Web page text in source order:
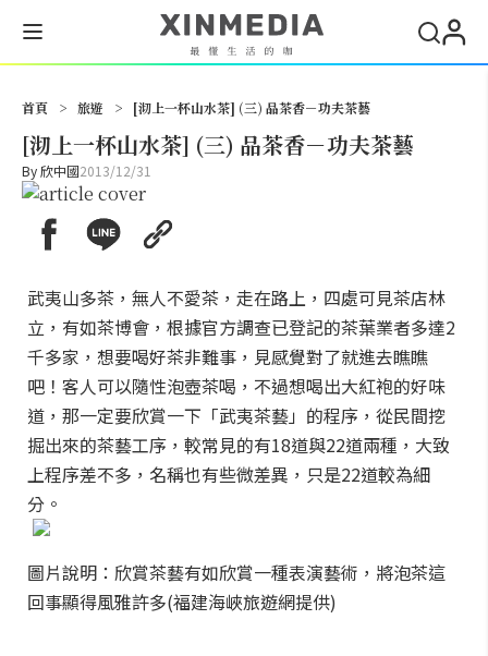
首頁 > 旅遊 > [沏上一杯山水茶] (三) 品茶香－功夫茶藝
[沏上一杯山水茶] (三) 品茶香－功夫茶藝
By欣中國2013/12/31
武夷山多茶，無人不愛茶，走在路上，四處可見茶店林
立，有如茶博會，根據官方調查已登記的茶葉業者多達2
千多家，想要喝好茶非難事，見感覺對了就進去瞧瞧
吧！客人可以隨性泡壺茶喝，不過想喝出大紅袍的好味
道，那一定要欣賞一下「武夷茶藝」的程序，從民間挖
掘出來的茶藝工序，較常見的有18道與22道兩種，大致
上程序差不多，名稱也有些微差異，只是22道較為細
分。
圖片說明：欣賞茶藝有如欣賞一種表演藝術，將泡茶這
回事顯得風雅許多(福建海峽旅遊網提供)